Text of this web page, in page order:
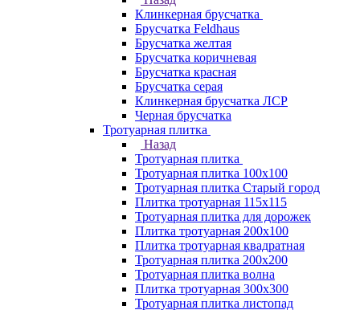
Клинкерная брусчатка
Брусчатка Feldhaus
Брусчатка желтая
Брусчатка коричневая
Брусчатка красная
Брусчатка серая
Клинкерная брусчатка ЛСР
Черная брусчатка
Тротуарная плитка
Назад
Тротуарная плитка
Тротуарная плитка 100x100
Тротуарная плитка Старый город
Плитка тротуарная 115x115
Тротуарная плитка для дорожек
Плитка тротуарная 200х100
Плитка тротуарная квадратная
Тротуарная плитка 200х200
Тротуарная плитка волна
Плитка тротуарная 300х300
Тротуарная плитка листопад